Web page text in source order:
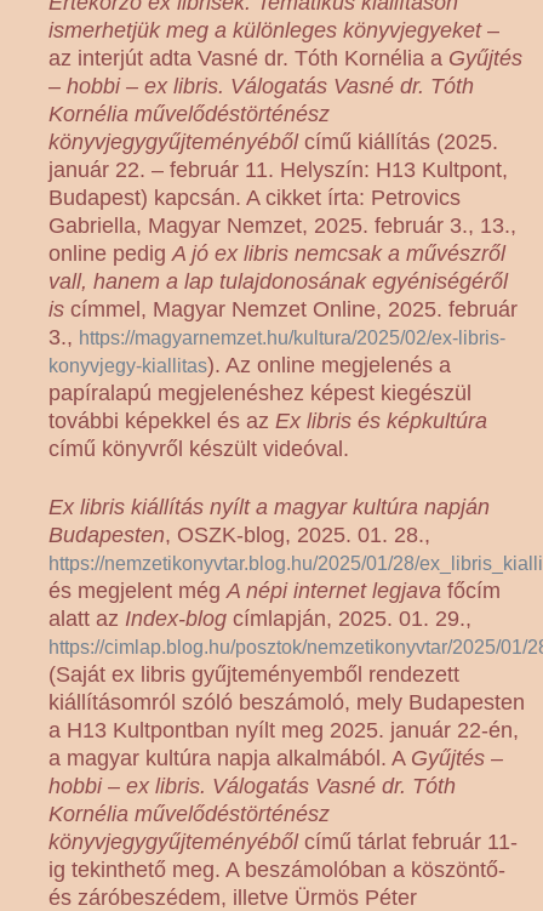
ismerhetjük meg a különleges könyvjegyeket–
az interjút adta Vasné dr. Tóth Kornélia a Gyűjtés
– hobbi – ex libris. Válogatás Vasné dr. Tóth
Kornélia művelődéstörténész
könyvjegygyűjteményébőlcímű kiállítás (2025.
január 22. – február 11. Helyszín: H13 Kultpont,
Budapest) kapcsán. A cikket írta: Petrovics
Gabriella, Magyar Nemzet, 2025. február 3., 13.,
online pedig A jó ex libris nemcsak a művészről
vall, hanem a lap tulajdonosának egyéniségéről
is címmel, Magyar Nemzet Online, 2025. február
3., https://magyarnemzet.hu/kultura/2025/02/ex-libris-
konyvjegy-kiallitas). Az online megjelenés a
papíralapú megjelenéshez képest kiegészül
további képekkel és az Ex libris és képkultúra
című könyvről készült videóval.
Ex libris kiállítás nyílt a magyar kultúra napján
Budapesten, OSZK-blog, 2025. 01. 28.,
https://nemzetikonyvtar.blog.hu/2025/01/28/
és megjelent még A népi internet legjava főcím
alatt az Index-blog címlapján, 2025. 01. 29.,
https://cimlap.blog.hu/posztok/nemzetikonyvtar/2025/
(Saját ex libris gyűjteményemből rendezett
kiállításomról szóló beszámoló, mely Budapesten
a H13 Kultpontban nyílt meg 2025. január 22-én,
a magyar kultúra napja alkalmából. A Gyűjtés –
hobbi – ex libris. Válogatás Vasné dr. Tóth
Kornélia művelődéstörténész
könyvjegygyűjteményébőlcímű tárlat február 11-
ig tekinthető meg. A beszámolóban a köszöntő-
és záróbeszédem, illetve Ürmös Péter